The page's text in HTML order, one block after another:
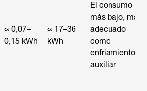
≈ 0,07–
0,15 kWh
≈ 17–36
kWh
El consumo
más bajo, más
adecuado
como
enfriamiento
auxiliar